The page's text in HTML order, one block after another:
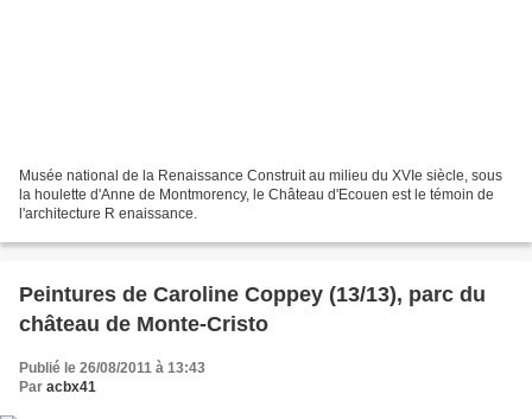
Musée national de la Renaissance Construit au milieu du XVIe siècle, sous
la houlette d'Anne de Montmorency, le Château d'Ecouen est le témoin de
l'architecture R enaissance.
Peintures de Caroline Coppey (13/13), parc du
château de Monte-Cristo
Publié le 26/08/2011 à 13:43
Par acbx41